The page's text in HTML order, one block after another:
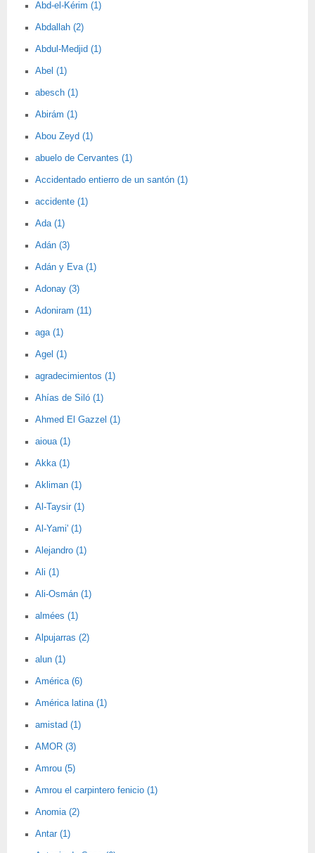
Abd-el-Kérim (1)
Abdallah (2)
Abdul-Medjid (1)
Abel (1)
abesch (1)
Abirám (1)
Abou Zeyd (1)
abuelo de Cervantes (1)
Accidentado entierro de un santón (1)
accidente (1)
Ada (1)
Adán (3)
Adán y Eva (1)
Adonay (3)
Adoniram (11)
aga (1)
Agel (1)
agradecimientos (1)
Ahías de Siló (1)
Ahmed El Gazzel (1)
aioua (1)
Akka (1)
Akliman (1)
Al-Taysir (1)
Al-Yami' (1)
Alejandro (1)
Ali (1)
Ali-Osmán (1)
almées (1)
Alpujarras (2)
alun (1)
América (6)
América latina (1)
amistad (1)
AMOR (3)
Amrou (5)
Amrou el carpintero fenicio (1)
Anomia (2)
Antar (1)